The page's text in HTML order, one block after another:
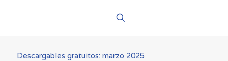
Descargables gratuitos: marzo 2025